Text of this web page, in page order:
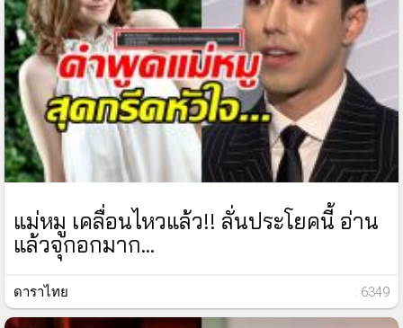
แม่หมู เคลื่อนไหวแล้ว!! ลั่นประโยคนี้ อ่าน
แล้วจุกอกมาก...
ดาราไทย : 6349